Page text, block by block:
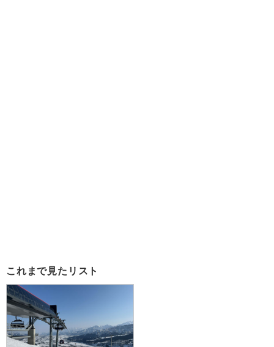
これまで見たリスト